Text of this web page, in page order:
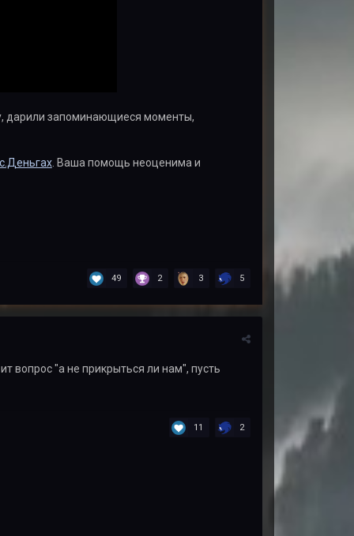
дарили запоминающиеся моменты,
. Ваша помощь неоценима и
49 2 3 5
вопрос "а не прикрыться ли нам", пусть
11 2